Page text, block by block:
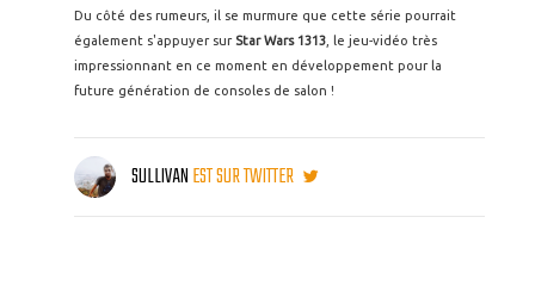
Du côté des rumeurs, il se murmure que cette série pourrait
également s'appuyer surStar Wars 1313 , le jeu-vidéo très
impressionnant en ce moment en développement pour la
future génération de consoles de salon !
SULLIVANEST SUR TWITTER